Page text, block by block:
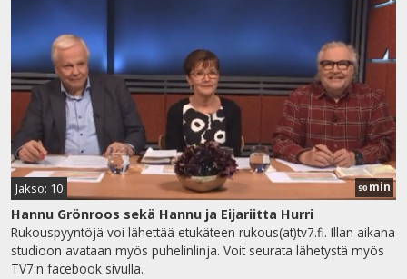
Jakso: 10 90 min
Hannu Grönroos sekä Hannu ja Eijariitta Hurri
Rukouspyyntöjä voi lähettää etukäteen rukous(at)tv7.fi. Illan aikana
studioon avataan myös puhelinlinja. Voit seurata lähetystä myös
TV7:n facebook sivulla.